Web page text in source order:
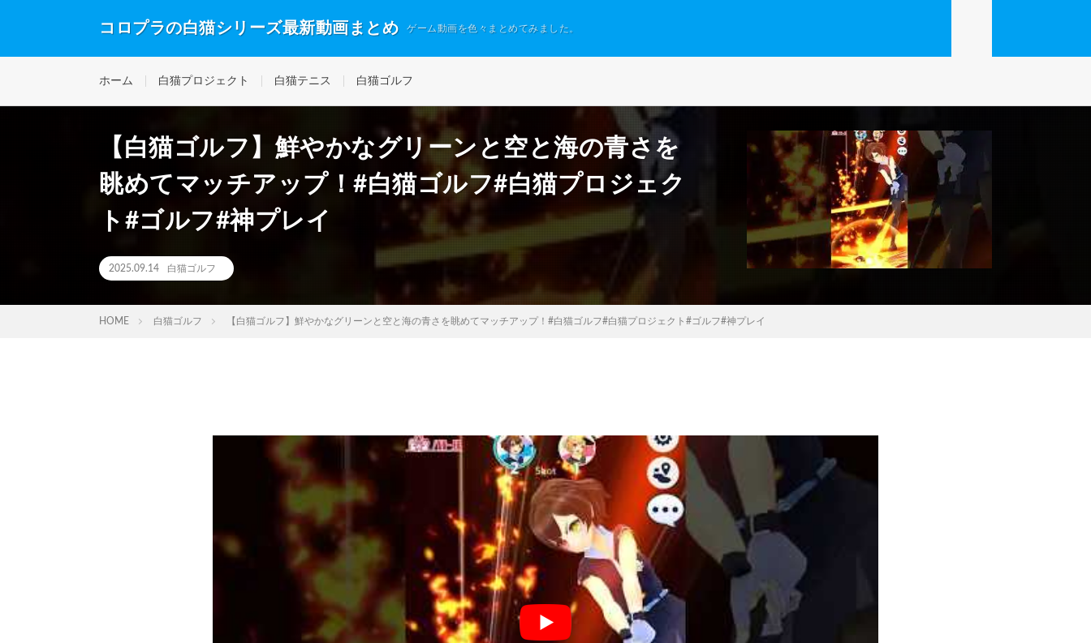
コロプラの白猫シリーズ最新動画まとめ ゲーム動画を色々まとめてみました。
ホーム 白猫プロジェクト 白猫テニス 白猫ゴルフ
【白猫ゴルフ】鮮やかなグリーンと空と海の青さを
眺めてマッチアップ！#白猫ゴルフ#白猫プロジェク
ト#ゴルフ#神プレイ
2025.09.14 白猫ゴルフ
HOME 白猫ゴルフ 【白猫ゴルフ】鮮やかなグリーンと空と海の青さを眺めてマッチアップ！#白猫ゴルフ#白猫プロジェクト#ゴルフ#神プレイ